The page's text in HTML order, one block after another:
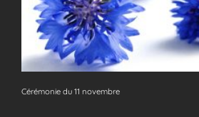
Cérémonie du 11 novembre
Cérémonie du 11 novembre